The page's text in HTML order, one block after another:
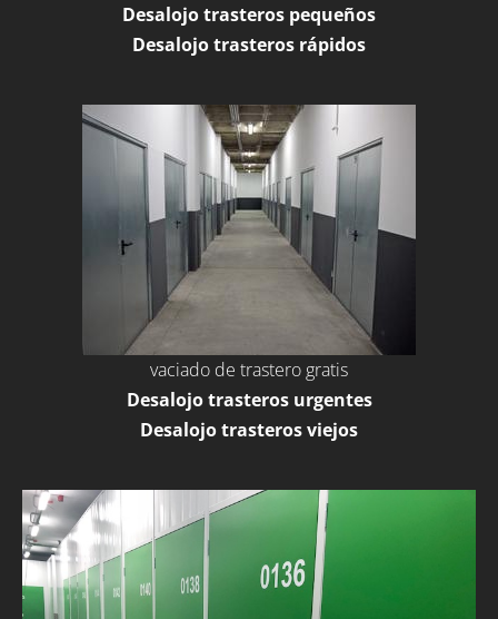
Desalojo trasteros pequeños
Desalojo trasteros rápidos
vaciado de trastero gratis
Desalojo trasteros urgentes
Desalojo trasteros viejos